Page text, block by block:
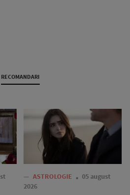
RECOMANDARI
— ASTROLOGIE
05 august
2026